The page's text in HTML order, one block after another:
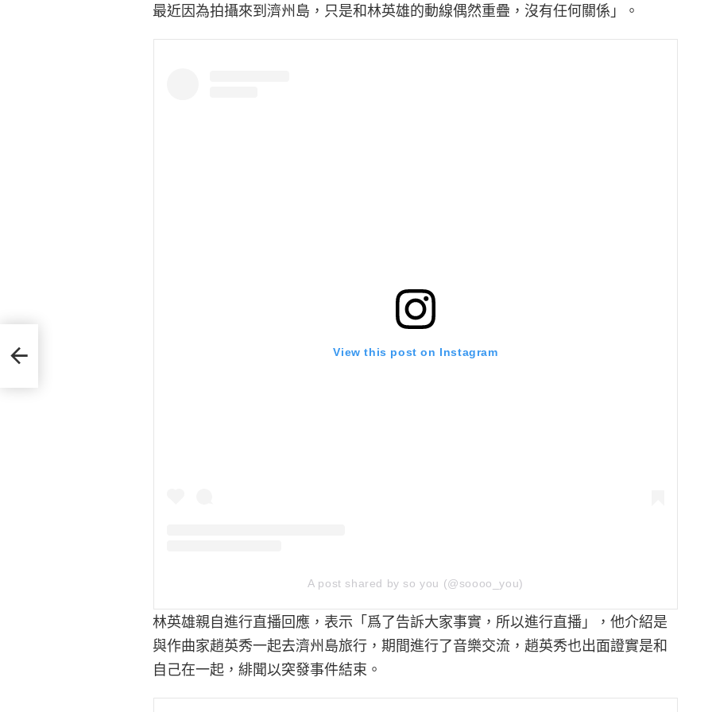
最近因為拍攝來到濟州島，只是和林英雄的動線偶然重疊，沒有任何關係」。
View this post on Instagram
A post shared by so you (@soooo_you)
林英雄親自進行直播回應，表示「爲了告訴大家事實，所以進行直播」，他介紹是
與作曲家趙英秀一起去濟州島旅行，期間進行了音樂交流，趙英秀也出面證實是和
自己在一起，緋聞以突發事件結束。
國